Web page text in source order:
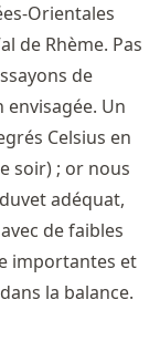
Orientales
de Rhème. Pas
de
Un
Celsius en
soir) ; or nous
adéquat,
de faibles
importantes et
la balance.